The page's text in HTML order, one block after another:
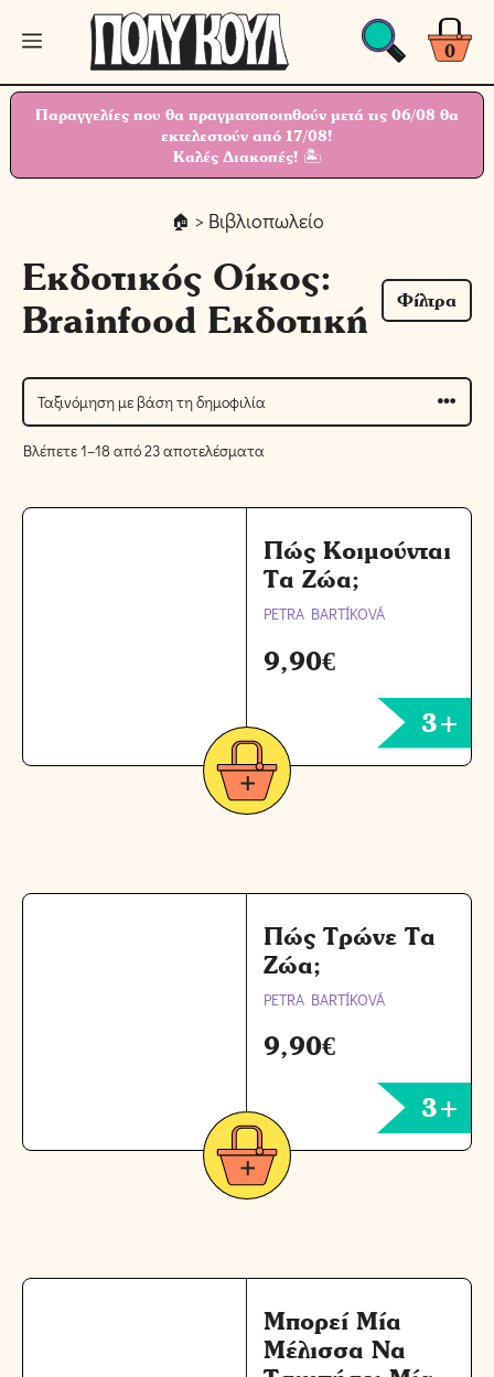
Μετάβαση
περιεχόμενο
0
Μενού
Παραγγελίες που θα πραγματοποιηθούν μετά τις 06/08 θα
εκτελεστούν από 17/08!
Καλές Διακοπές! 🏝
> Βιβλιοπωλείο
Εκδοτικός Οίκος:
Brainfood Εκδοτική
Φίλτρα
Βλέπετε 1–18 από 23 αποτελέσματα
Πώς Κοιμούνται
Τα Ζώα;
PETRA BARTÍKOVÁ
9,90€
3+
Πώς Τρώνε Τα
Ζώα;
PETRA BARTÍKOVÁ
9,90€
3+
Μπορεί Μία
Μέλισσα Να